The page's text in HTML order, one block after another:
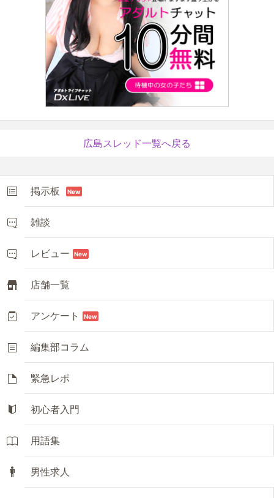
広島スレッド一覧へ戻る
掲示板 New
雑談
レビュー New
店舗一覧
アンケート New
編集部コラム
緊急レポ
初心者入門
用語集
男性求人